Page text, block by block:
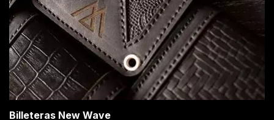
Billeteras New Wave